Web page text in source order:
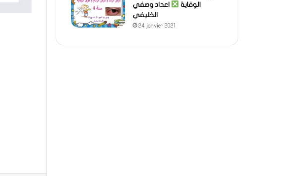
الوقاية
اعداد وصفي
الخليفي
24 janvier 2021